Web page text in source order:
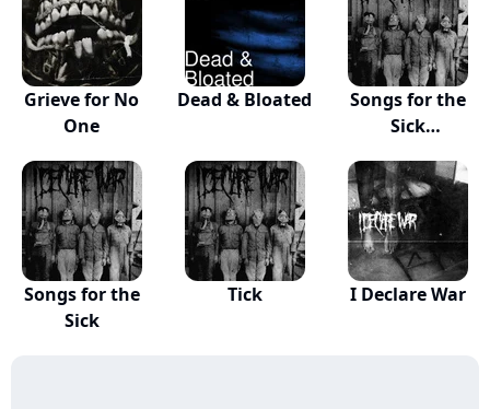
Grieve for No
One
Dead & Bloated
Songs for the
Sick
Songs for the
Sick
Tick I Declare War